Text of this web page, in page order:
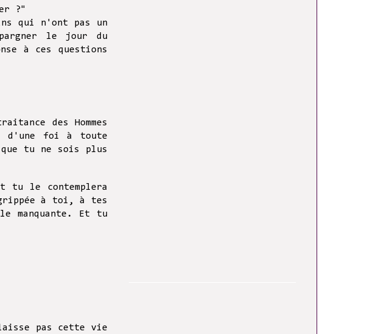
?"
qui n'ont pas un
le jour du
à ces questions
des Hommes
d'une foi à toute
tu ne sois plus
tu le contemplera
à toi, à tes
manquante. Et tu
pas cette vie